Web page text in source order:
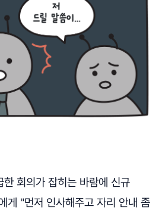
회의가 잡히는 바람에 신규
게 "먼저 인사해주고 자리 안내 좀